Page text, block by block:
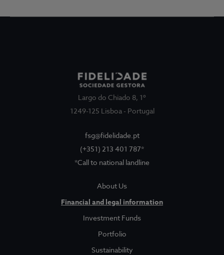
Show submenu
Legal and Finantial Information
Largo do Chiado 8, 1º
1249-125 Lisboa - Portugal
fsg@fidelidade.pt
(+351) 213 401 787*
*Call to national landline
About Us
Financial and legal information
Investment Funds
Portfolio
Sustainability